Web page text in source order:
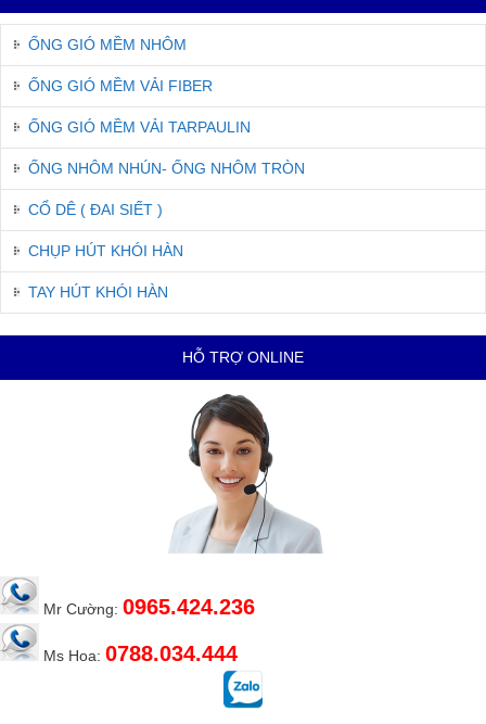
ỐNG GIÓ MỀM NHÔM
ỐNG GIÓ MỀM VẢI FIBER
ỐNG GIÓ MỀM VẢI TARPAULIN
ỐNG NHÔM NHÚN- ỐNG NHÔM TRÒN
CỔ DÊ ( ĐAI SIẾT )
CHỤP HÚT KHÓI HÀN
TAY HÚT KHÓI HÀN
HỖ TRỢ ONLINE
Mr Cường: 0965.424.236
Ms Hoa: 0788.034.444